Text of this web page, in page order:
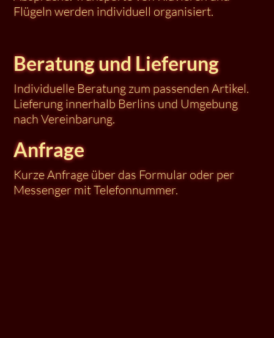
Flügeln werden individuell organisiert.
Beratung und Lieferung
Individuelle Beratung zum passenden Artikel.
Lieferung innerhalb Berlins und Umgebung
nach Vereinbarung.
Anfrage
Kurze Anfrage über das Formular oder per
Messenger mit Telefonnummer.